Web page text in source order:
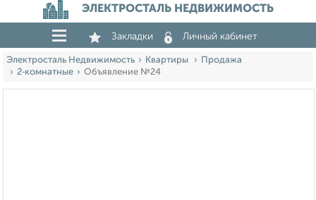
ЭЛЕКТРОСТАЛЬ НЕДВИЖИМОСТЬ
Закладки Личный кабинет
Электросталь Недвижимость Квартиры
Продажа
2‑комнатные
Объявление №24